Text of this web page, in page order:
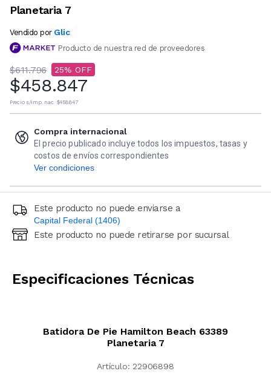
Planetaria 7
Vendido por Glic
Producto de nuestra red de proveedores
$611.796 25
$458.847
Precio s/imp. nac. $458.847
Compra internacional
El precio publicado incluye todos los impuestos, tasas y
costos de envíos correspondientes
Ver condiciones
Este producto no puede enviarse a
Capital Federal (1406)
Ingresá código postal (sólo números)
Este producto no puede retirarse por sucursal
Especificaciones Técnicas
Batidora De Pie Hamilton Beach 63389
Planetaria 7
Artículo: 22906898